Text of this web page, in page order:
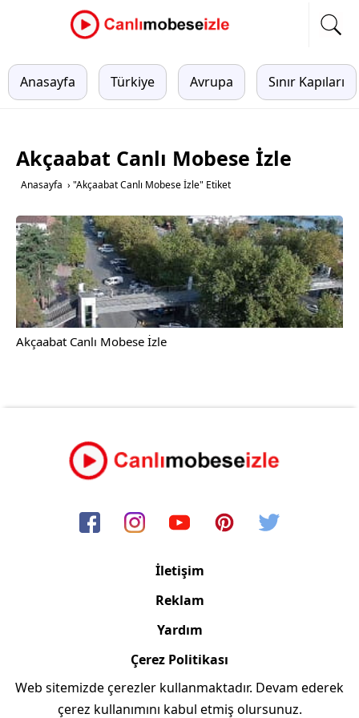
Anasayfa Türkiye Avrupa Sınır Kapıları
Akçaabat Canlı Mobese İzle
Anasayfa › "Akçaabat Canlı Mobese İzle" Etiket
Akçaabat Canlı Mobese İzle
İletişim
Reklam
Yardım
Çerez Politikası
Copyright © 2006/2024 Canlimobeseizle.com
Web sitemizde çerezler kullanmaktadır. Devam ederek
çerez kullanımını kabul etmiş olursunuz.